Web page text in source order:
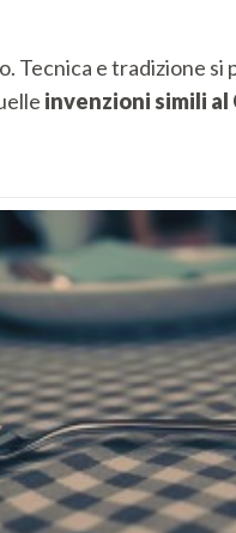
Tecnica e tradizione
invenzioni simili al